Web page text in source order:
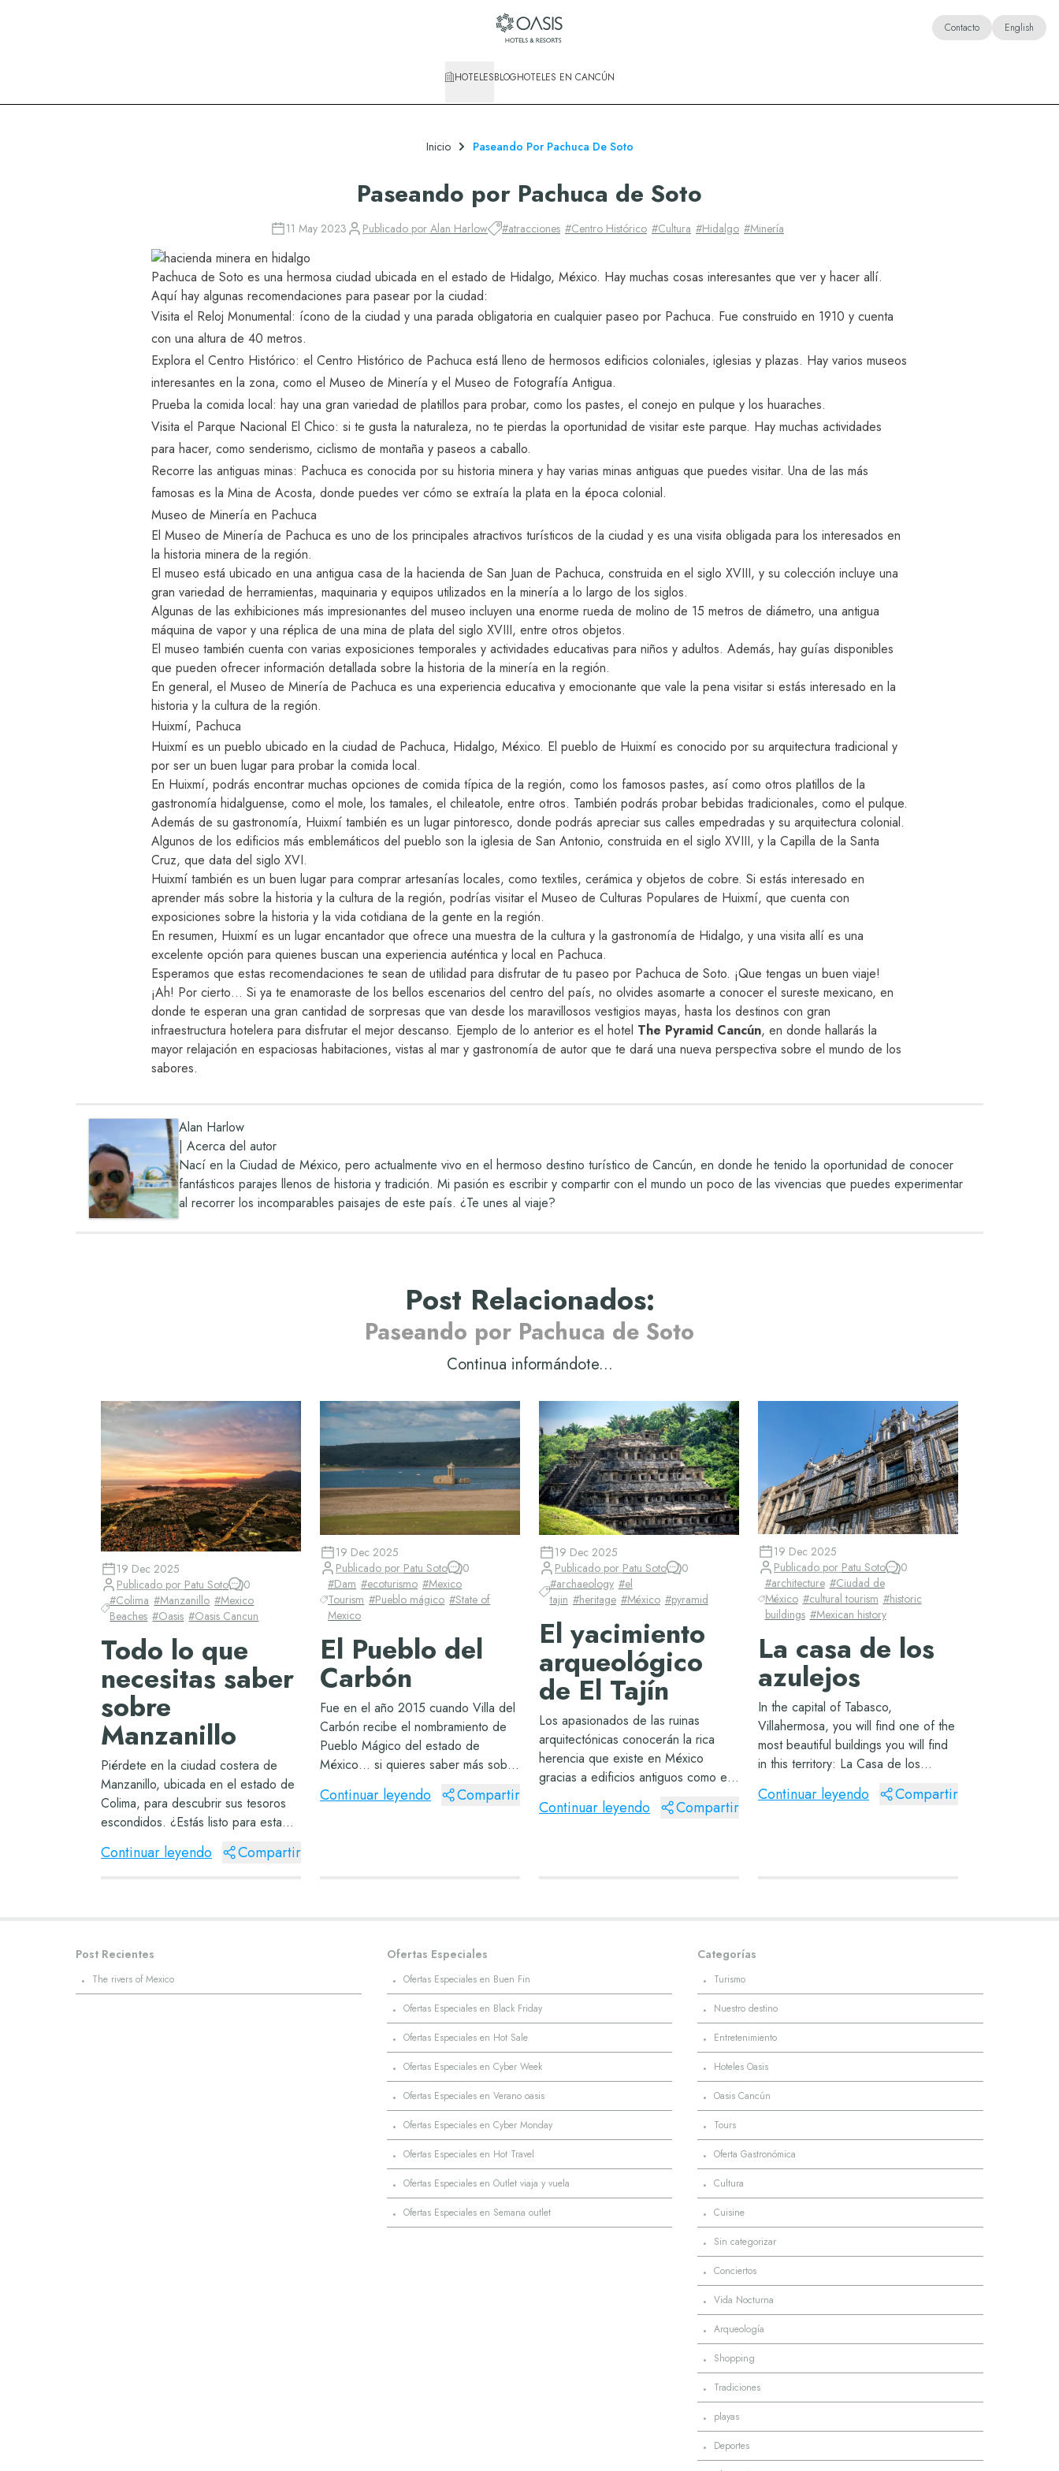
Contacto English
HOTELESBLOGHOTELES EN CANCÚN
Inicio Paseando Por Pachuca De Soto
Paseando por Pachuca de Soto
11 May 2023 Publicado por Alan Harlow #atracciones #Centro Histórico #Cultura #Hidalgo #Minería
Pachuca de Soto es una hermosa ciudad ubicada en el estado de Hidalgo, México. Hay muchas cosas interesantes que ver y hacer allí.
Aquí hay algunas recomendaciones para pasear por la ciudad:
Visita el Reloj Monumental: ícono de la ciudad y una parada obligatoria en cualquier paseo por Pachuca. Fue construido en 1910 y cuenta
con una altura de 40 metros.
Explora el Centro Histórico: el Centro Histórico de Pachuca está lleno de hermosos edificios coloniales, iglesias y plazas. Hay varios museos
interesantes en la zona, como el Museo de Minería y el Museo de Fotografía Antigua.
Prueba la comida local: hay una gran variedad de platillos para probar, como los pastes, el conejo en pulque y los huaraches.
Visita el Parque Nacional El Chico: si te gusta la naturaleza, no te pierdas la oportunidad de visitar este parque. Hay muchas actividades
para hacer, como senderismo, ciclismo de montaña y paseos a caballo.
Recorre las antiguas minas: Pachuca es conocida por su historia minera y hay varias minas antiguas que puedes visitar. Una de las más
famosas es la Mina de Acosta, donde puedes ver cómo se extraía la plata en la época colonial.
Museo de Minería en Pachuca
El Museo de Minería de Pachuca es uno de los principales atractivos turísticos de la ciudad y es una visita obligada para los interesados en
la historia minera de la región.
El museo está ubicado en una antigua casa de la hacienda de San Juan de Pachuca, construida en el siglo XVIII, y su colección incluye una
gran variedad de herramientas, maquinaria y equipos utilizados en la minería a lo largo de los siglos.
Algunas de las exhibiciones más impresionantes del museo incluyen una enorme rueda de molino de 15 metros de diámetro, una antigua
máquina de vapor y una réplica de una mina de plata del siglo XVIII, entre otros objetos.
El museo también cuenta con varias exposiciones temporales y actividades educativas para niños y adultos. Además, hay guías disponibles
que pueden ofrecer información detallada sobre la historia de la minería en la región.
En general, el Museo de Minería de Pachuca es una experiencia educativa y emocionante que vale la pena visitar si estás interesado en la
historia y la cultura de la región.
Huixmí, Pachuca
Huixmí es un pueblo ubicado en la ciudad de Pachuca, Hidalgo, México. El pueblo de Huixmí es conocido por su arquitectura tradicional y
por ser un buen lugar para probar la comida local.
En Huixmí, podrás encontrar muchas opciones de comida típica de la región, como los famosos pastes, así como otros platillos de la
gastronomía hidalguense, como el mole, los tamales, el chileatole, entre otros. También podrás probar bebidas tradicionales, como el pulque.
Además de su gastronomía, Huixmí también es un lugar pintoresco, donde podrás apreciar sus calles empedradas y su arquitectura colonial.
Algunos de los edificios más emblemáticos del pueblo son la iglesia de San Antonio, construida en el siglo XVIII, y la Capilla de la Santa
Cruz, que data del siglo XVI.
Huixmí también es un buen lugar para comprar artesanías locales, como textiles, cerámica y objetos de cobre. Si estás interesado en
aprender más sobre la historia y la cultura de la región, podrías visitar el Museo de Culturas Populares de Huixmí, que cuenta con
exposiciones sobre la historia y la vida cotidiana de la gente en la región.
En resumen, Huixmí es un lugar encantador que ofrece una muestra de la cultura y la gastronomía de Hidalgo, y una visita allí es una
excelente opción para quienes buscan una experiencia auténtica y local en Pachuca.
Esperamos que estas recomendaciones te sean de utilidad para disfrutar de tu paseo por Pachuca de Soto. ¡Que tengas un buen viaje!
¡Ah! Por cierto… Si ya te enamoraste de los bellos escenarios del centro del país, no olvides asomarte a conocer el sureste mexicano, en
donde te esperan una gran cantidad de sorpresas que van desde los maravillosos vestigios mayas, hasta los destinos con gran
infraestructura hotelera para disfrutar el mejor descanso. Ejemplo de lo anterior es el hotel The Pyramid Cancún, en donde hallarás la
mayor relajación en espaciosas habitaciones, vistas al mar y gastronomía de autor que te dará una nueva perspectiva sobre el mundo de los
sabores.
Alan Harlow
|Acerca del autor
Nací en la Ciudad de México, pero actualmente vivo en el hermoso destino turístico de Cancún, en donde he tenido la oportunidad de conocer
fantásticos parajes llenos de historia y tradición. Mi pasión es escribir y compartir con el mundo un poco de las vivencias que puedes experimentar
al recorrer los incomparables paisajes de este país. ¿Te unes al viaje?
Post Relacionados:
Paseando por Pachuca de Soto
Continua informándote...
19 Dec 2025
Publicado por Patu Soto
0
#Colima #Manzanillo #Mexico
Beaches #Oasis #Oasis Cancun
Todo lo que
necesitas saber
sobre
Manzanillo
Piérdete en la ciudad costera de
Manzanillo, ubicada en el estado de
Colima, para descubrir sus tesoros
escondidos. ¿Estás listo para esta
Manzanillo Los habitantes de esta
Continuar leyendo Compartir
19 Dec 2025
Publicado por Patu Soto
0
#Dam #ecoturismo #Mexico
Tourism #Pueblo mágico #State of
Mexico
El Pueblo del
Carbón
Fue en el año 2015 cuando Villa del
Carbón recibe el nombramiento de
Pueblo Mágico del estado de
México… si quieres saber más sobre
él, quédate y lee las siguientes
líneas. Villa del Carbón Pueblo
Continuar leyendo Compartir
19 Dec 2025
Publicado por Patu Soto
0
#archaeology #el
tajin #heritage #México #pyramid
El yacimiento
arqueológico
de El Tajín
Los apasionados de las ruinas
arquitectónicas conocerán la rica
herencia que existe en México
gracias a edificios antiguos como el
sitio de Calakmul entre muchos otros
que se han descubierto a lo largo de
Continuar leyendo Compartir
19 Dec 2025
Publicado por Patu Soto
0
#architecture #Ciudad de
México #cultural tourism #historic
buildings #Mexican history
La casa de los
azulejos
In the capital of Tabasco,
Villahermosa, you will find one of the
most beautiful buildings you will find
in this territory: La Casa de los
Azulejos. El centro histórico de la
Ciudad de MéxicoThe historic center
Continuar leyendo Compartir
Post Recientes
· The rivers of Mexico
Ofertas Especiales
· Ofertas Especiales en Buen Fin
· Ofertas Especiales en Black Friday
· Ofertas Especiales en Hot Sale
· Ofertas Especiales en Cyber Week
· Ofertas Especiales en Verano oasis
· Ofertas Especiales en Cyber Monday
· Ofertas Especiales en Hot Travel
· Ofertas Especiales en Outlet viaja y vuela
· Ofertas Especiales en Semana outlet
Categorías
· Turismo
· Nuestro destino
· Entretenimiento
· Hoteles Oasis
· Oasis Cancún
· Tours
· Oferta Gastronómica
· Cultura
· Cuisine
· Sin categorizar
· Conciertos
· Vida Nocturna
· Arqueología
· Shopping
· Tradiciones
· playas
· Deportes